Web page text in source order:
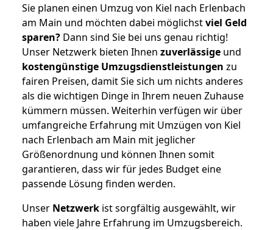
Sie planen einen Umzug von Kiel nach Erlenbach
am Main und möchten dabei möglichstviel Geld
sparen? Dann sind Sie bei uns genau richtig!
Unser Netzwerk bieten Ihnen zuverlässige und
kostengünstige Umzugsdienstleistungen zu
fairen Preisen, damit Sie sich um nichts anderes
als die wichtigen Dinge in Ihrem neuen Zuhause
kümmern müssen. Weiterhin verfügen wir über
umfangreiche Erfahrung mit Umzügen von Kiel
nach Erlenbach am Main mit jeglicher
Größenordnung und können Ihnen somit
garantieren, dass wir für jedes Budget eine
passende Lösung finden werden.
Unser Netzwerk ist sorgfältig ausgewählt, wir
haben viele Jahre Erfahrung im Umzugsbereich.